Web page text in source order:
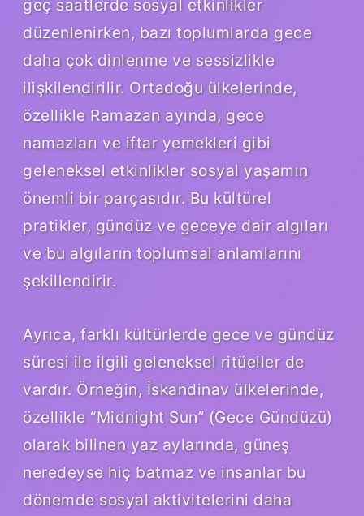
geç saatlerde sosyal etkinlikler
düzenlenirken, bazı toplumlarda gece
daha çok dinlenme ve sessizlikle
ilişkilendirilir. Ortadoğu ülkelerinde,
özellikle Ramazan ayında, gece
namazları ve iftar yemekleri gibi
geleneksel etkinlikler sosyal yaşamın
önemli bir parçasıdır. Bu kültürel
pratikler, gündüz ve geceye dair algıları
ve bu algıların toplumsal anlamlarını
şekillendirir.
Ayrıca, farklı kültürlerde gece ve gündüz
süresi ile ilgili geleneksel ritüeller de
vardır. Örneğin, İskandinav ülkelerinde,
özellikle “Midnight Sun” (Gece Gündüzü)
olarak bilinen yaz aylarında, güneş
neredeyse hiç batmaz ve insanlar bu
dönemde sosyal aktivitelerini daha